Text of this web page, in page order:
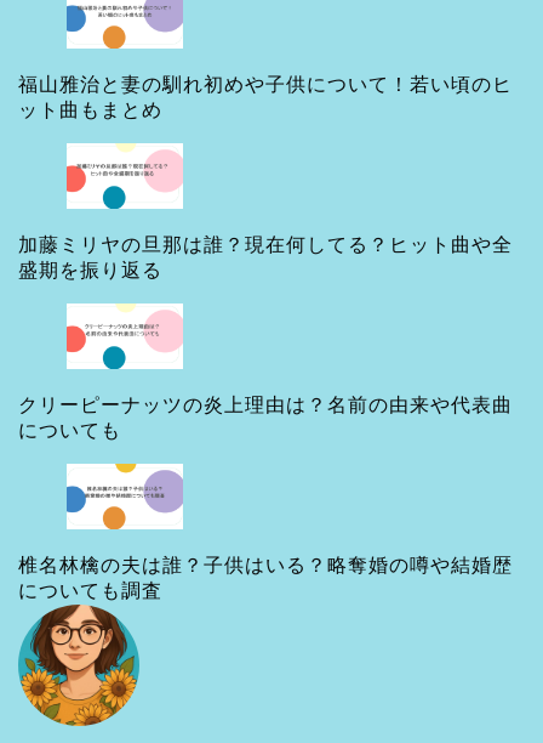
福山雅治と妻の馴れ初めや子供について！若い頃のヒ
ット曲もまとめ
加藤ミリヤの旦那は誰？現在何してる？ヒット曲や全
盛期を振り返る
クリーピーナッツの炎上理由は？名前の由来や代表曲
についても
椎名林檎の夫は誰？子供はいる？略奪婚の噂や結婚歴
についても調査